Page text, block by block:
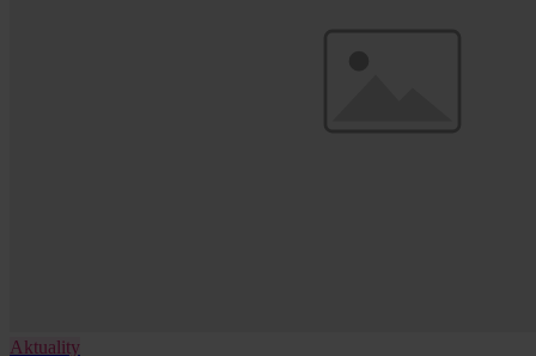
Aktuality